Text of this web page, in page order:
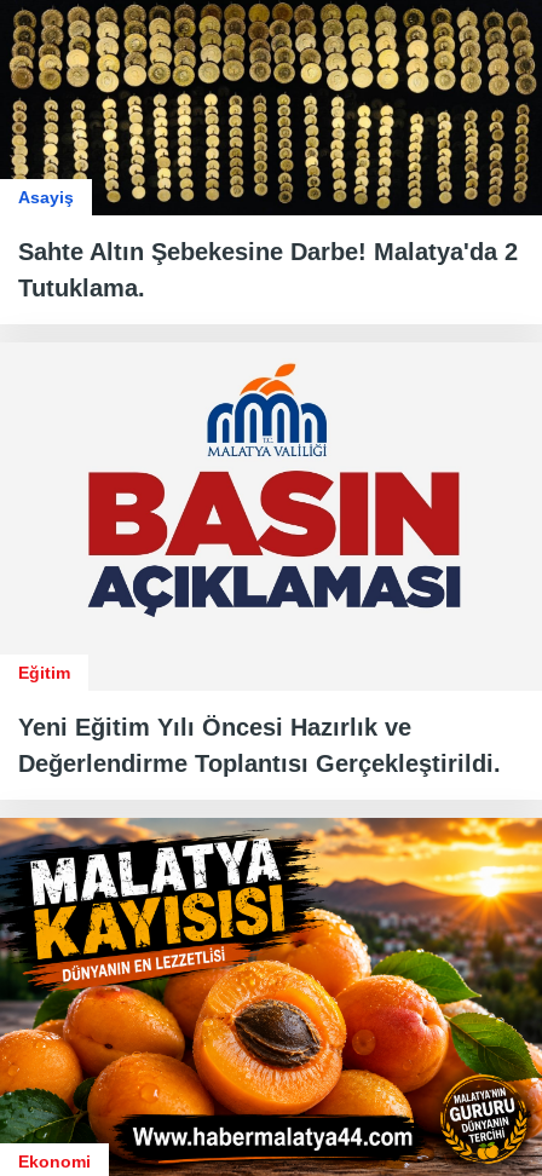
Asayiş
Sahte Altın Şebekesine Darbe! Malatya'da 2
Tutuklama.
Eğitim
Yeni Eğitim Yılı Öncesi Hazırlık ve
Değerlendirme Toplantısı Gerçekleştirildi.
Ekonomi